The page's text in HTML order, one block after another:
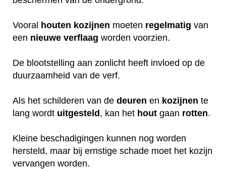
Vooral houten kozijnen moeten regelmatig van
een nieuwe verflaag worden voorzien.
De blootstelling aan zonlicht heeft invloed op de
duurzaamheid van de verf.
Als het schilderen van de deuren en kozijnen te
lang wordt uitgesteld, kan het hout gaan rotten.
Kleine beschadigingen kunnen nog worden
hersteld, maar bij ernstige schade moet het kozijn
vervangen worden.